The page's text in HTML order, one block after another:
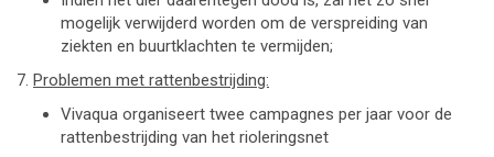
mogelijk verwijderd worden om de verspreiding van
ziekten en buurtklachten te vermijden;
7. Problemen met rattenbestrijding:
Vivaqua organiseert twee campagnes per jaar voor de
rattenbestrijding van het rioleringsnet